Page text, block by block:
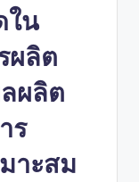
ใน
ผลิต
ผลิต
ร
าะสม